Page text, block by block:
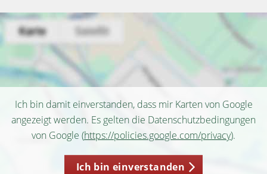
Ich bin damit einverstanden, dass mir Karten von Google
angezeigt werden. Es gelten die Datenschutzbedingungen
von Google (https://policies.google.com/privacy).
Ich bin einverstanden